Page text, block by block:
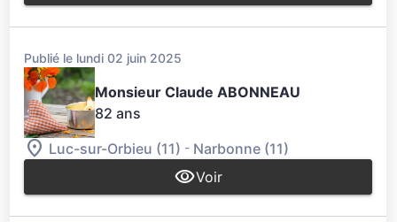
Publié le lundi 02 juin 2025
Monsieur Claude ABONNEAU
82 ans
Luc-sur-Orbieu (11) - Narbonne (11)
Voir